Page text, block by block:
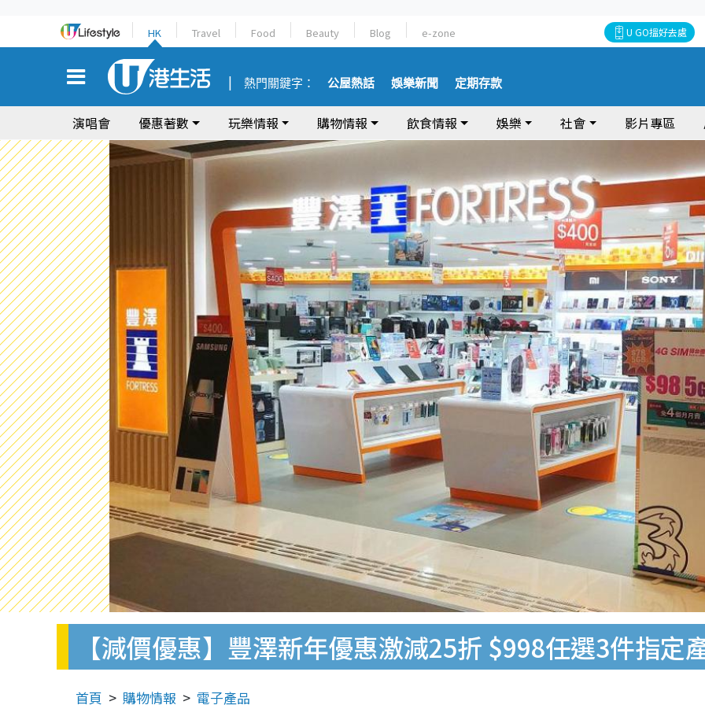
HK Travel Food Beauty Blog e-zone U GO搵好去處
熱門關鍵字： 公屋熱話 娛樂新聞 定期存款
演唱會 優惠著數 玩樂情報 購物情報 飲食情報 娛樂 社會 影片專區
【減價優惠】豐澤新年優惠激減25折 $998任選3件指定
首頁 購物情報 電子產品